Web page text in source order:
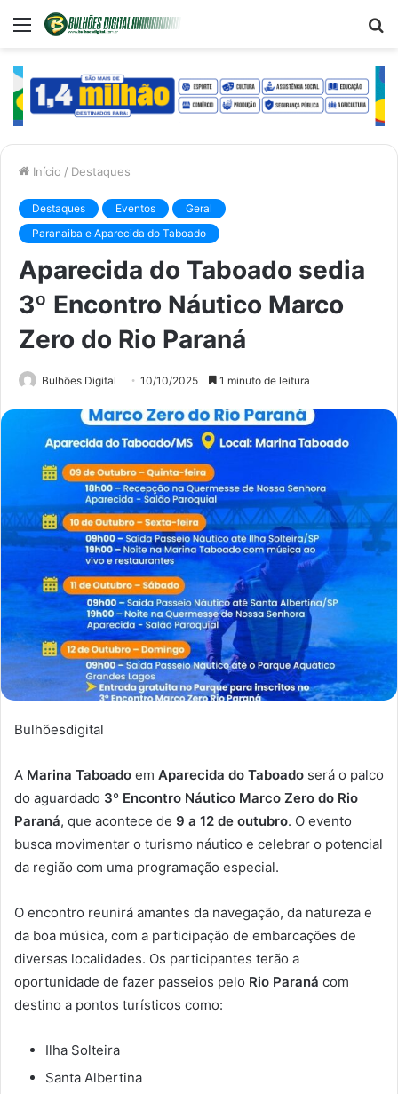
Menu
Início / Destaques
Destaques Eventos
Geral
Paranaiba e Aparecida do Taboado
Aparecida do Taboado sedia
3º Encontro Náutico Marco
Zero do Rio Paraná
Bulhões Digital 10/10/2025 1 minuto de leitura
Bulhõesdigital
A Marina Taboado em Aparecida do Taboado será o palco
do aguardado 3º Encontro Náutico Marco Zero do Rio
Paraná, que acontece de 9 a 12 de outubro. O evento
busca movimentar o turismo náutico e celebrar o potencial
da região com uma programação especial.
O encontro reunirá amantes da navegação, da natureza e
da boa música, com a participação de embarcações de
diversas localidades. Os participantes terão a
oportunidade de fazer passeios pelo Rio Paraná com
destino a pontos turísticos como:
Ilha Solteira
Santa Albertina